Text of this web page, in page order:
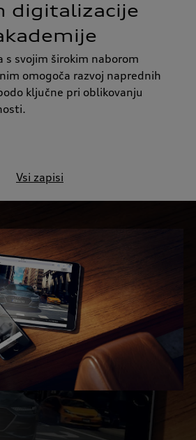
digitalizacije
s svojim širokim naborom
omogoča razvoj naprednih
ključne pri oblikovanju
Vsi zapisi